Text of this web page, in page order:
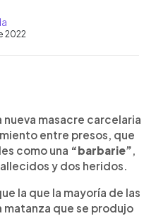
2022
nueva masacre carcelaria
entre presos, que
como una “barbarie”,
y dos heridos.
la que la mayoría de las
matanza que se produjo